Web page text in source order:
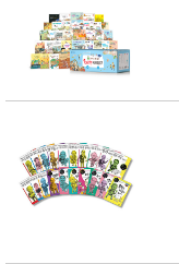
기능성
건강식
품
성용품
메이크
업
헤어케